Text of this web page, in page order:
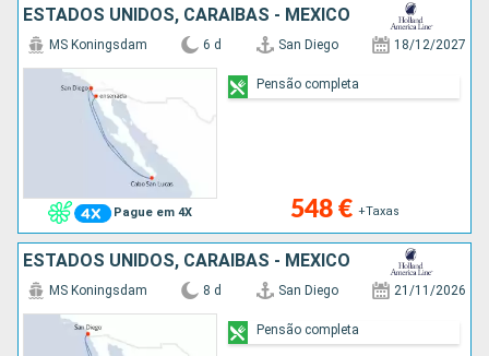
ESTADOS UNIDOS, CARAIBAS - MEXICO
Pague em 4X
MS Koningsdam 6 d San Diego 18/12/2027
548 € +Taxas
Pensão completa
ESTADOS UNIDOS, CARAIBAS - MEXICO
MS Koningsdam 8 d San Diego 21/11/2026
Pensão completa